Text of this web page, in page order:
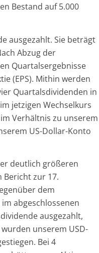
Bestand auf 5.000
ausgezahlt. Sie beträgt
Abzug der
Quartalsergebnisse
(EPS). Mithin werden
Quartalsdividenden in
jetzigen Wechselkurs
Verhältnis zu unserem
US-Dollar-Konto
deutlich größeren
Bericht zur 17.
dem
abgeschlossenen
ausgezahlt,
unserem USD-
Bei 4